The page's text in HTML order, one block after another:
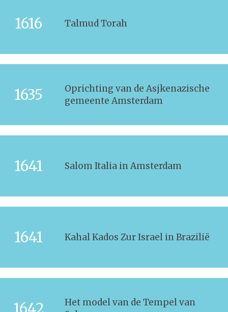
1616 Talmud Torah
1635
Oprichting van de Asjkenazische
gemeente Amsterdam
1641 Salom Italia in Amsterdam
1641 Kahal Kados Zur Israel in Brazilië
Het model van de Tempel van